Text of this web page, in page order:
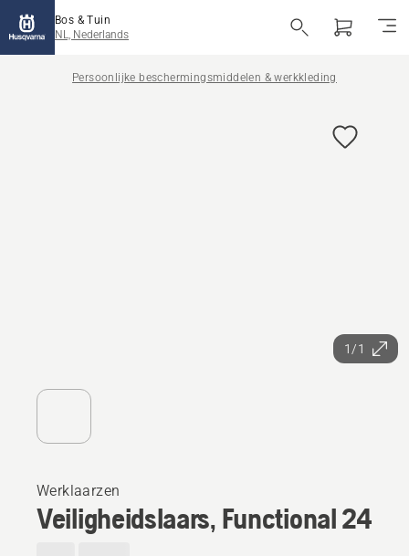
Bos & Tuin
NL, Nederlands
Persoonlijke beschermingsmiddelen & werkkleding
1/1
Werklaarzen
Veiligheidslaars, Functional 24